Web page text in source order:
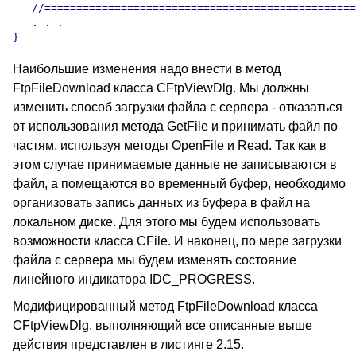
//
   . . .
Наибольшие изменения надо внести в метод
FtpFileDownload класса CFtpViewDlg. Мы должны
изменить способ загрузки файла с сервера - отказаться
от использования метода GetFile и принимать файл по
частям, используя методы OpenFile и Read. Так как в
этом случае принимаемые данные не записываются в
файл, а помещаются во временный буфер, необходимо
организовать запись данных из буфера в файл на
локальном диске. Для этого мы будем использовать
возможности класса CFile. И наконец, по мере загрузки
файла с сервера мы будем изменять состояние
линейного индикатора IDC_PROGRESS.
Модифицированный метод FtpFileDownload класса
CFtpViewDlg, выполняющий все описанные выше
действия представлен в листинге 2.15.